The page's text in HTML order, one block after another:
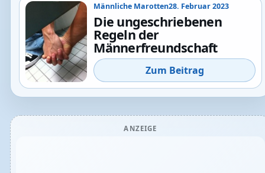
Männliche Marotten28. Februar 2023
Die ungeschriebenen
Regeln der
Männerfreundschaft
Zum Beitrag
ANZEIGE